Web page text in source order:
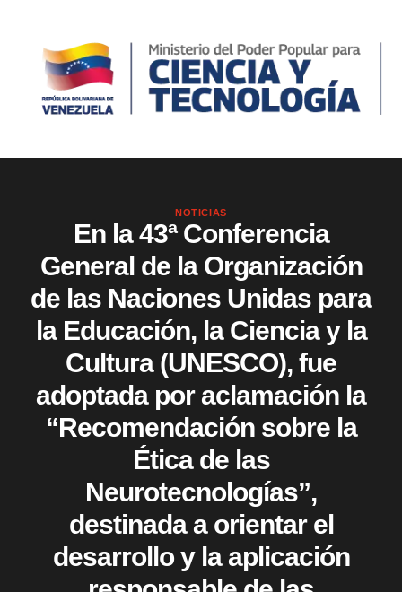
NOTICIAS
En la 43ª Conferencia
General de la Organización
de las Naciones Unidas para
la Educación, la Ciencia y la
Cultura (UNESCO), fue
adoptada por aclamación la
“Recomendación sobre la
Ética de las
Neurotecnologías”,
destinada a orientar el
desarrollo y la aplicación